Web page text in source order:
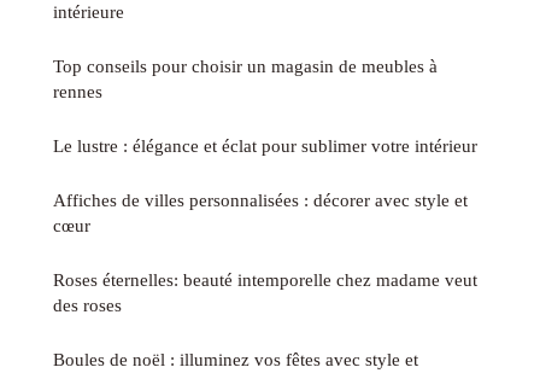
intérieure
Top conseils pour choisir un magasin de meubles à
rennes
Le lustre : élégance et éclat pour sublimer votre intérieur
Affiches de villes personnalisées : décorer avec style et
cœur
Roses éternelles: beauté intemporelle chez madame veut
des roses
Boules de noël : illuminez vos fêtes avec style et